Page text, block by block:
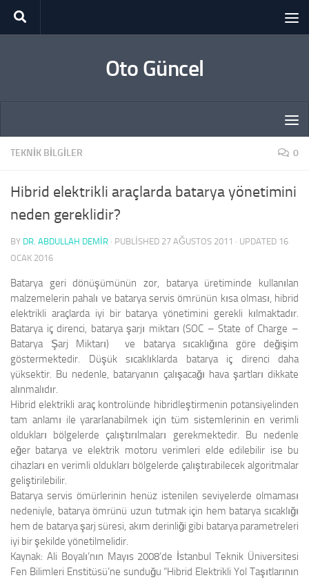
Skip to content
Oto Güncel
TEKNIK BILGILER 0
Hibrid elektrikli araçlarda batarya yönetimini
neden gereklidir?
BY DR. ABDULLAH DEMİR · PUBLISHED 27 AĞUSTOS 2011 · UPDATED 16
OCAK 2016
Batarya geri dönüşümünün zor, batarya üretiminde kullanılan
malzemelerin pahalı ve batarya servis ömrünün kısa olması, hibrid
elektrikli araçlarda iyi bir batarya yönetimini gerekli kılmaktadır.
Batarya iç direnci, batarya şarjı miktarı (SOC – State of Charge –
Batarya Şarj Miktarı) ve batarya sıcaklığına göre değişim
göstermektedir. Düşük sıcaklıklarda batarya iç direnci daha
yüksektir. Bu nedenle, bataryanın çalışacağı hava şartları dikkate
alınmalıdır.
Hibrid elektrikli araç kontrolünde hibridleştirmenin potansiyelinden
tam anlamı ile yararlanabilmek için tüm sistemlerinin en verimli
oldukları bölgelerde çalıştırılmaları gerekmektedir. Bu nedenle
eğer batarya ve elektrik motoru verimleri elde edilebilir ise bu
cihazları en verimli oldukları bölgelerde çalıştırabilecek algoritmalar
geliştirilebilir.
Batarya servis ömürlerinin henüz istenilen seviyelerde olmaması
nedeniyle, batarya ömrünü uzun tutmak için hem batarya sıcaklığı
hem de batarya şarj süresi, akım derinliği gibi batarya parametreleri
iyi bir şekilde yönetilmelidir.
Kaynak: Ali Boyalı’nın Mayıs 2008’de İstanbul Teknik Üniversitesi
Fen Bilimleri Enstitüsü’ne sunduğu “Hibrid Elektrikli Yol Taşıtlarının